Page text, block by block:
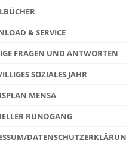
& SERVICE
FRAGEN UND ANTWORTEN
SOZIALES JAHR
MENSA
RUNDGANG